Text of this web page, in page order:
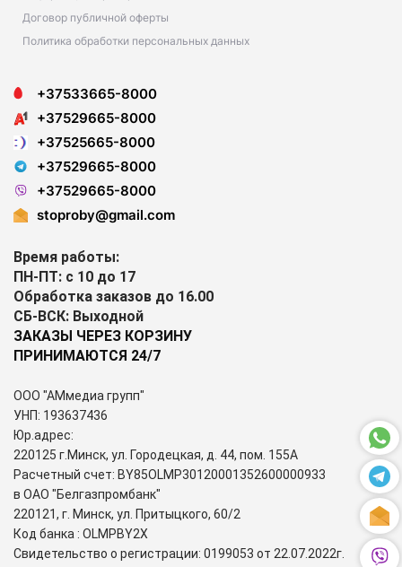
Договор публичной оферты
Политика обработки персональных данных
+37533665-8000
+37529665-8000
+37525665-8000
+37529665-8000
+37529665-8000
stoproby@gmail.com
Время работы:
ПН-ПТ: с 10 до 17
Обработка заказов до 16.00
СБ-ВСК: Выходной
ЗАКАЗЫ ЧЕРЕЗ КОРЗИНУ
ПРИНИМАЮТСЯ 24/7
ООО "АМмедиа групп"
УНП: 193637436
Юр.адрес:
220125 г.Минск, ул. Городецкая, д. 44, пом. 155А
Расчетный счет: BY85OLMP30120001352600000933
в ОАО "Белгазпромбанк"
220121, г. Минск, ул. Притыцкого, 60/2
Код банка : OLMPBY2X
Свидетельство о регистрации: 0199053 от 22.07.2022г.